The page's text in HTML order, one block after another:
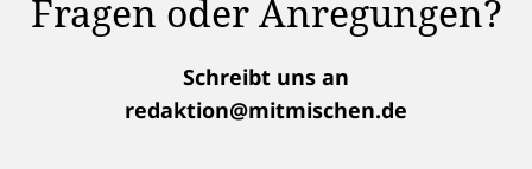
Fragen oder Anregungen?
Schreibt uns an
redaktion@mitmischen.de